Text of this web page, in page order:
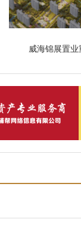
威海锦展置业